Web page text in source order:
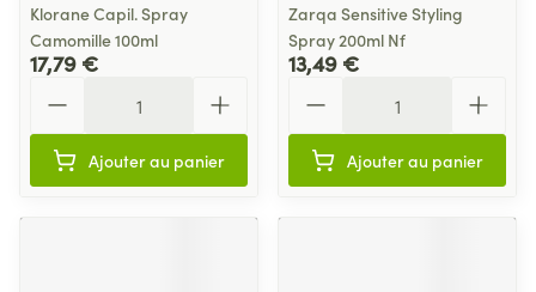
Klorane Capil. Spray
Camomille 100ml
17,79 €
Ajouter au panier
Zarqa Sensitive Styling
Spray 200ml Nf
13,49 €
Ajouter au panier